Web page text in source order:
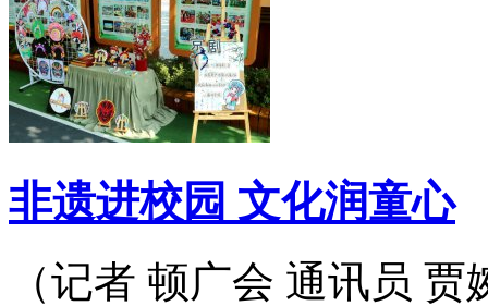
非遗进校园 文化润童心
（记者 顿广会 通讯员